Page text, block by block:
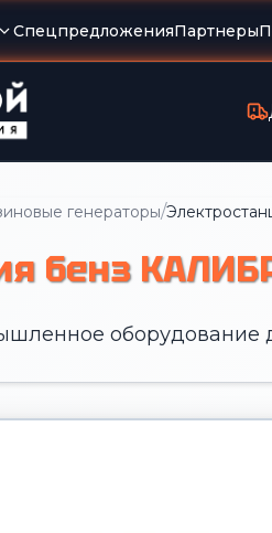
СпецпредложенияПартнеры
генераторы/
бенз
оборудование